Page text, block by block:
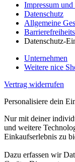
Impressum
Datenschutz
Allgemeine
Datenschutz-
Unternehmen
Weitere nice
Vertrag widerrufen
Personalisiere dein
Nur mit deiner
und weitere
Einkaufserlebnis zu
Dazu erfassen wir